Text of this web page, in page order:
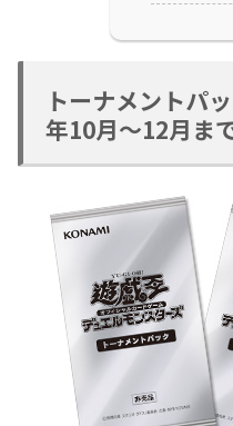
トーナメントパ
年10月～12月ま